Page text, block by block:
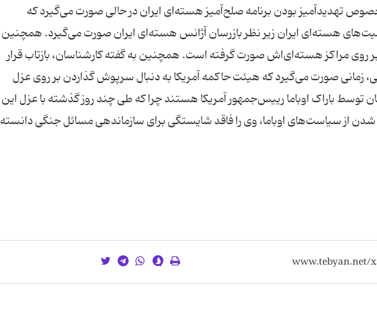
تهدیدآمیز بودن برنامه صلح‌آمیز هسته‌ای ایران در حالی صورت می‌گیرد که
هسته‌ای ایران زیر نظر بازرسان آژانس هسته‌ای ایران صورت می‌گیرد. همچنین
روی مراکز هسته‌ای‌اش صورت گرفته است. همچنین به گفته کارشناسان، بازتاب قرار
زمانی صورت می‌گیرد که هیئت حاکمه آمریکا به دنبال سرپوش گذاردن بر روی عزل
توسط باراک اوباما رییس‌جمهور آمریکا هستند چرا که طی چند روز گذشته با عزل این
شدن از سیاست‌های اوباما، وی را فاقد شایستگی برای سازماندهی مسائل جنگی دانسته